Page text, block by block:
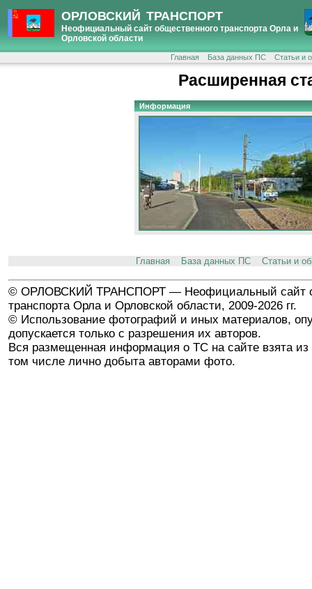
ОРЛОВСКИЙ ТРАНСПОРТ
Неофициальный сайт общественного транспорта Орла и
Орловской области
Главная База данных ПС Статьи и
Расширенная
Информация
Главная База данных ПС Статьи и
© ОРЛОВСКИЙ ТРАНСПОРТ — Неофициальный сайт
транспорта Орла и Орловской области, 2009-2026 гг.
© Использование фотографий и иных материалов,
допускается только с разрешения их авторов.
Вся размещенная информация о ТС на сайте взята из
том числе лично добыта авторами фото.